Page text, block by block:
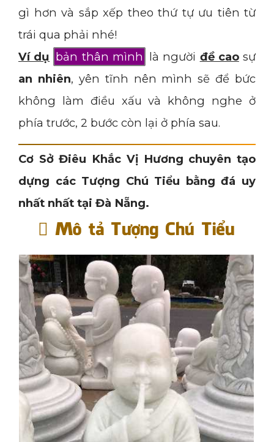
gì hơn và sắp xếp theo thứ tự ưu tiên từ
trái qua phải nhé!
Ví dụ bản thân mình là người đề caosự
an nhiên, yên tĩnh nên mình sẽ để bức
không làm điều xấu và không nghe ở
phía trước, 2 bước còn lại ở phía sau.
Cơ Sở Điêu Khắc Vị Hương chuyên tạo
dựng các Tượng Chú Tiểu bằng đá uy
nhất nhất tại Đà Nẵng.
Mô tả Tượng Chú Tiểu